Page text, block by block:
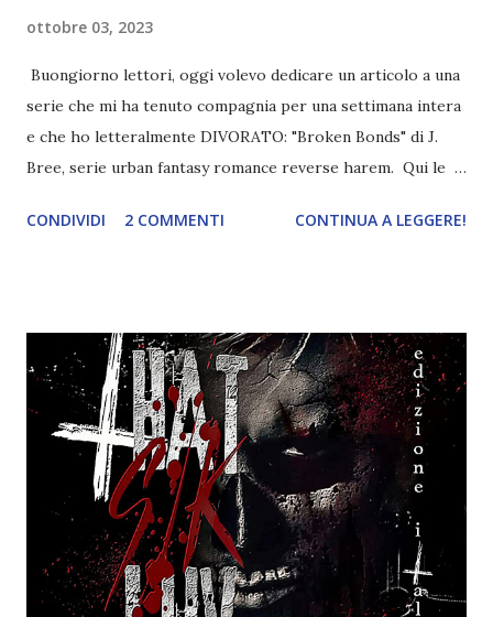
ottobre 03, 2023
Buongiorno lettori, oggi volevo dedicare un articolo a una
serie che mi ha tenuto compagnia per una settimana intera
e che ho letteralmente DIVORATO: "Broken Bonds" di J.
Bree, serie urban fantasy romance reverse harem. Qui le
lettura con l'ordine di lettura, e delle informazioni sul
Giugno 2021 Trama tradotta in modo amatoriale Dopo la
morte di mia madre e dei suoi Bonds, mi sono sentita
sollevata nel trovare i miei Bonds. Ero sicuro che tutto
sarebbe andato bene se li avessi avuti. Non lo era. Il destino
della nostra gente è nelle mie mani e so che staremmo
meglio se fossimo soli. Dopo cinque anni di fuga, vengo
catturata e trascinata indietro per affrontare gli uomini da
cui ero scappata. Pensavo di fare la cosa giu...
CONDIVIDI 2 COMMENTI CONTINUA A LEGGERE!